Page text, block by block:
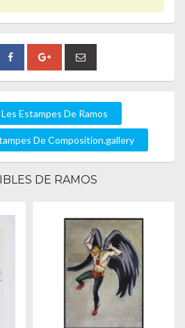
Estampes De Ramos
De Composition.gallery
DE RAMOS